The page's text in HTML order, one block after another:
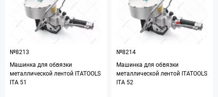
№8213
Машинка для обвязки
металлической лентой ITATOOLS
ITA 51
№8214
Машинка для обвязки
металлической лентой ITATOOLS
ITA 52